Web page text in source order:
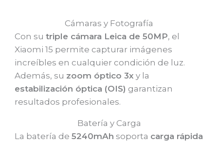
Cámaras y Fotografía
Con su triple cámara Leica de 50MP, el
Xiaomi 15 permite capturar imágenes
increíbles en cualquier condición de luz.
Además, su zoom óptico 3x y la
estabilización óptica (OIS) garantizan
resultados profesionales.
Batería y Carga
La batería de 5240mAh soporta carga rápida